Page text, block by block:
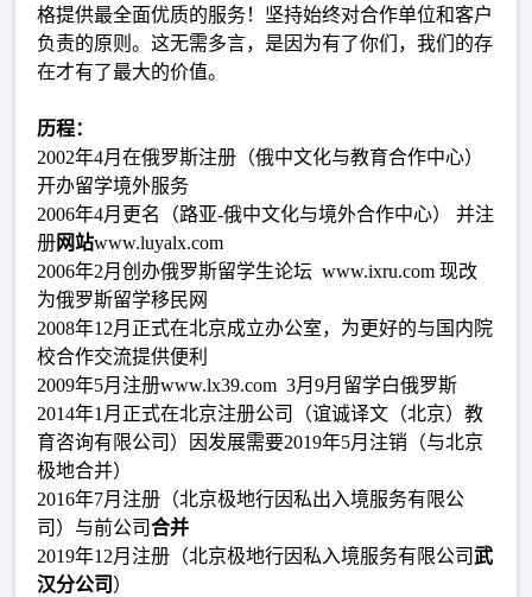
格提供最全面优质的服务！坚持始终对合作单位和客户
负责的原则。这无需多言，是因为有了你们，我们的存
在才有了最大的价值。
历程：
2002年4月在俄罗斯注册（俄中文化与教育合作中心）
开办留学境外服务
2006年4月更名（路亚-俄中文化与境外合作中心） 并注
册网站www.luyalx.com
2006年2月创办俄罗斯留学生论坛 www.ixru.com 现改
为俄罗斯留学移民网
2008年12月正式在北京成立办公室，为更好的与国内院
校合作交流提供便利
2009年5月注册www.lx39.com 3月9月留学白俄罗斯
2014年1月正式在北京注册公司（谊诚译文（北京）教
育咨询有限公司）因发展需要2019年5月注销（与北京
极地合并）
2016年7月注册（北京极地行因私出入境服务有限公
司）与前公司合并
2019年12月注册（北京极地行因私入境服务有限公司武
汉分公司 ）